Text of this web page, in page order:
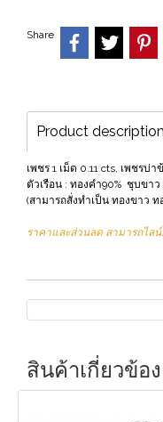
Share
Product description
เพชร 1 เม็ด 0.11 cts, เพชรบ่
ตัวเรือน : ทองคำ90% ชุบขาว
(สามารถสั่งทำเป็น ทองขาว
ราคาและส่วนลด สามารถไล
สินค้าเกี่ยวข้อง